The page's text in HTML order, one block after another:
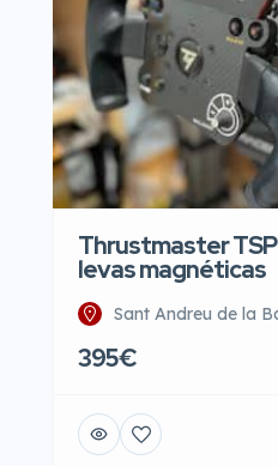
Thrustmaster
levas magnéticas
Sant Andreu de la
395€